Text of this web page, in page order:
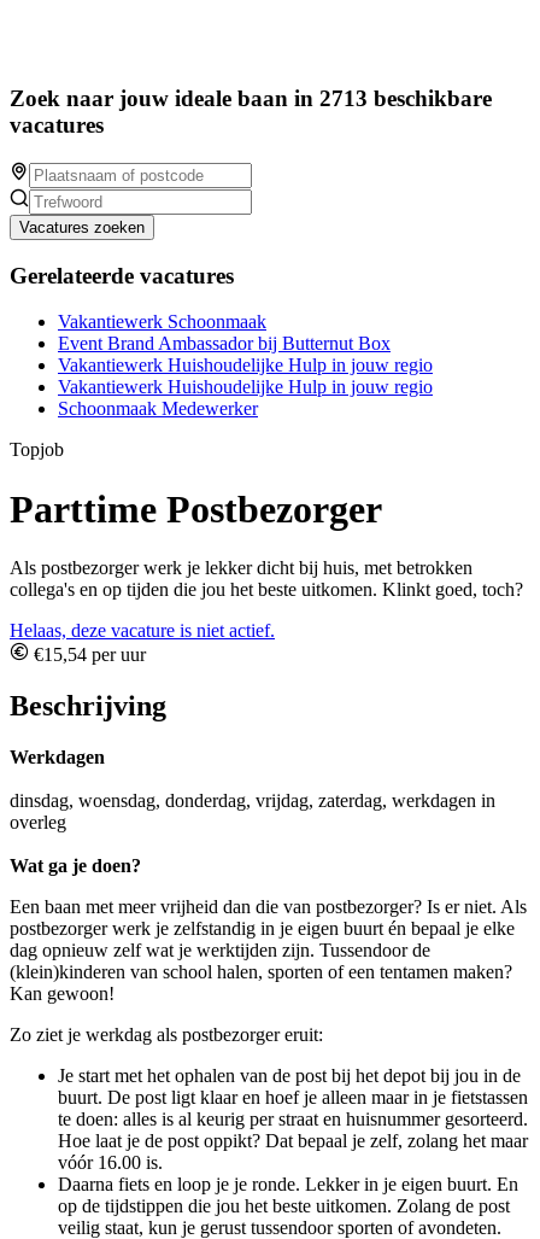
Zoek naar jouw ideale baan in 2713 beschikbare
vacatures
Vacatures zoeken
Gerelateerde vacatures
Vakantiewerk Schoonmaak
Event Brand Ambassador bij Butternut Box
Vakantiewerk Huishoudelijke Hulp in jouw regio
Vakantiewerk Huishoudelijke Hulp in jouw regio
Schoonmaak Medewerker
Topjob
Parttime Postbezorger
Als postbezorger werk je lekker dicht bij huis, met betrokken
collega's en op tijden die jou het beste uitkomen. Klinkt goed, toch?
Helaas, deze vacature is niet actief.
€15,54 per uur
Beschrijving
Werkdagen
dinsdag, woensdag, donderdag, vrijdag, zaterdag, werkdagen in
overleg
Wat ga je doen?
Een baan met meer vrijheid dan die van postbezorger? Is er niet. Als
postbezorger werk je zelfstandig in je eigen buurt én bepaal je elke
dag opnieuw zelf wat je werktijden zijn. Tussendoor de
(klein)kinderen van school halen, sporten of een tentamen maken?
Kan gewoon!
Zo ziet je werkdag als postbezorger eruit:
Je start met het ophalen van de post bij het depot bij jou in de
buurt. De post ligt klaar en hoef je alleen maar in je fietstassen
te doen: alles is al keurig per straat en huisnummer gesorteerd.
Hoe laat je de post oppikt? Dat bepaal je zelf, zolang het maar
vóór 16.00 is.
Daarna fiets en loop je je ronde. Lekker in je eigen buurt. En
op de tijdstippen die jou het beste uitkomen. Zolang de post
veilig staat, kun je gerust tussendoor sporten of avondeten.